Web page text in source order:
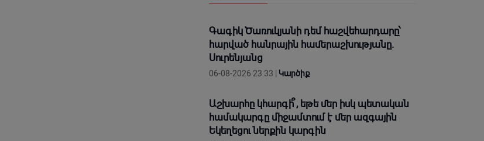
Գագիկ Ծառուկյանի դեմ հաշվեհարդարը՝
հարված հանրային համերաշխությանը.
Սուրենյանց
06-08-2026 23:33 | Կարծիք
Աշխարհը կհարգի՞, եթե մեր իսկ պետական
համակարգը միջամտում է մեր ազգային
Եկեղեցու ներքին կարգին